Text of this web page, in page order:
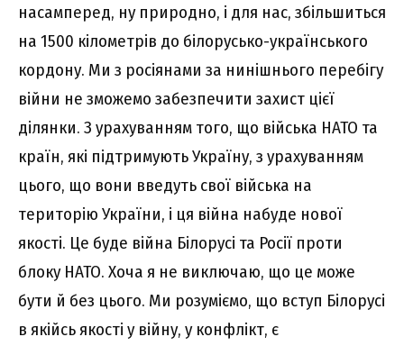
насамперед, ну природно, і для нас, збільшиться
на 1500 кілометрів до білорусько-українського
кордону. Ми з росіянами за нинішнього перебігу
війни не зможемо забезпечити захист цієї
ділянки. З урахуванням того, що війська НАТО та
країн, які підтримують Україну, з урахуванням
цього, що вони введуть свої війська на
територію України, і ця війна набуде нової
якості. Це буде війна Білорусі та Росії проти
блоку НАТО. Хоча я не виключаю, що це може
бути й без цього. Ми розуміємо, що вступ Білорусі
в якійсь якості у війну, у конфлікт, є